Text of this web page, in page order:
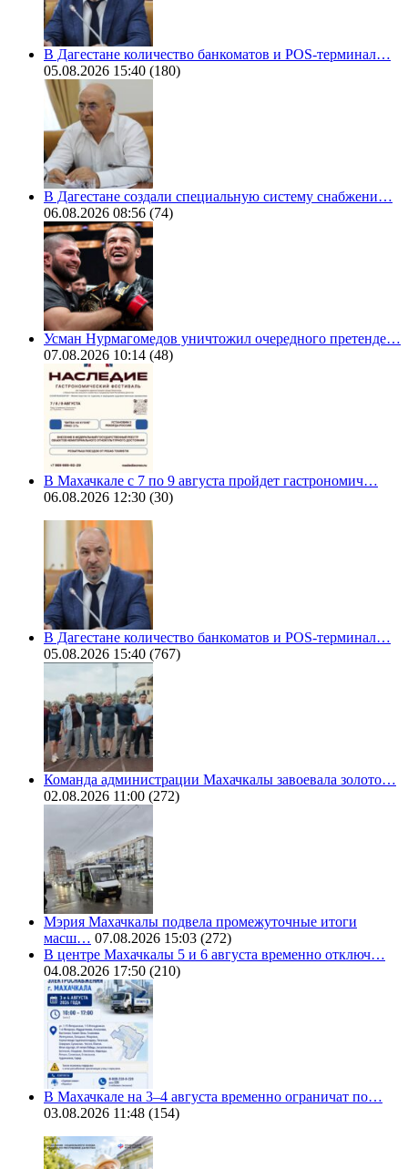
В Дагестане количество банкоматов и POS-терминал…
05.08.2026 15:40 (180)
В Дагестане создали специальную систему снабжени…
06.08.2026 08:56 (74)
Усман Нурмагомедов уничтожил очередного претенде…
07.08.2026 10:14 (48)
В Махачкале с 7 по 9 августа пройдет гастрономич…
06.08.2026 12:30 (30)
В Дагестане количество банкоматов и POS-терминал…
05.08.2026 15:40 (767)
Команда администрации Махачкалы завоевала золото…
02.08.2026 11:00 (272)
Мэрия Махачкалы подвела промежуточные итоги
масш… 07.08.2026 15:03 (272)
В центре Махачкалы 5 и 6 августа временно отключ…
04.08.2026 17:50 (210)
В Махачкале на 3–4 августа временно ограничат по…
03.08.2026 11:48 (154)